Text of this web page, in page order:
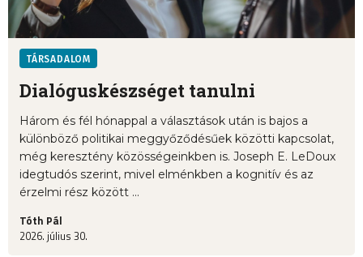
TÁRSADALOM
Dialóguskészséget tanulni
Három és fél hónappal a választások után is bajos a
különböző politikai meggyőződésűek közötti kapcsolat,
még keresztény közösségeinkben is. Joseph E. LeDoux
idegtudós szerint, mivel elménkben a kognitív és az
érzelmi rész között ...
Tóth Pál
2026. július 30.